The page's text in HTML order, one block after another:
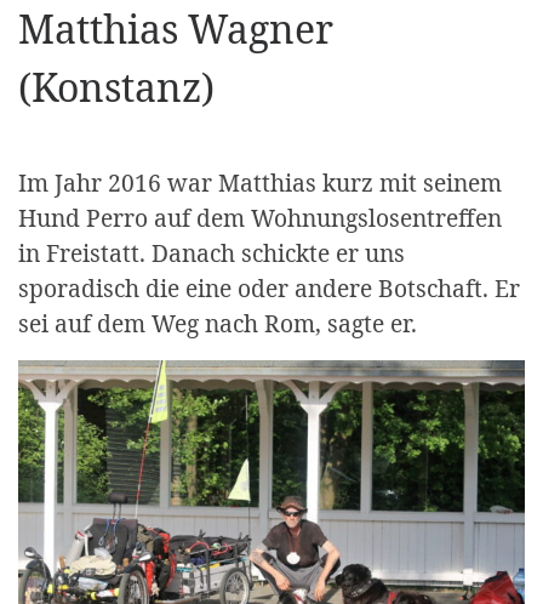
Matthias Wagner
(Konstanz)
Im Jahr 2016 war Matthias kurz mit seinem
Hund Perro auf dem Wohnungslosentreffen
in Freistatt. Danach schickte er uns
sporadisch die eine oder andere Botschaft. Er
sei auf dem Weg nach Rom, sagte er.